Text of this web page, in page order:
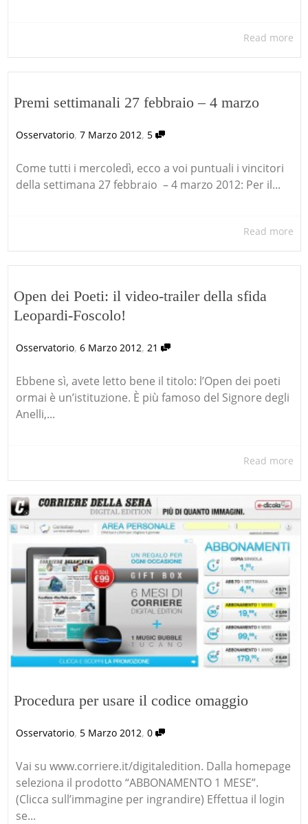
Read more
Premi settimanali 27 febbraio – 4 marzo
Osservatorio, 7 Marzo 2012, 5
Come tutti i mercoledì, ecco a voi puntuali i vincitori
della settimana 27 febbraio – 4 marzo 2012: Per il...
Read more
Open dei Poeti: il video-trailer della sfida
Leopardi-Foscolo!
Osservatorio, 6 Marzo 2012, 21
Ebbene sì, avete letto bene il titolo: l’Open dei poeti
ormai è un’istituzione. È più famoso del Signore degli
Anelli,...
Read more
Procedura per usare il codice omaggio
Osservatorio, 5 Marzo 2012, 0
Vai su www.corriere.it/digitaledition. Dalla homepage
seleziona il prodotto “ABBONAMENTO 1 MESE”.
(Clicca sull’immagine per ingrandire) Effettua il login
se...